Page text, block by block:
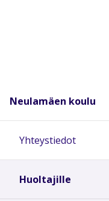
Neulamäen koulu
Yhteystiedot
Huoltajille